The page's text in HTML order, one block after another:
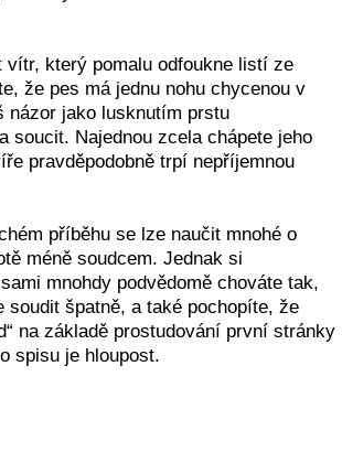
vítr, který pomalu odfoukne listí ze
že pes má jednu nohu chycenou v
názor jako lusknutím prstu
soucit. Najednou zcela chápete jeho
pravděpodobně trpí nepříjemnou
příběhu se lze naučit mnohé o
méně soudcem. Jednak si
mnohdy podvědomě chováte tak,
soudit špatně, a také pochopíte, že
na základě prostudování první stránky
spisu je hloupost.